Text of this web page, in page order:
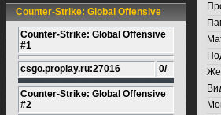
Counter-Strike: Global Offensive
Counter-Strike: Global Offensive
#1
csgo.proplay.ru:27016 0/
Counter-Strike: Global Offensive
#2